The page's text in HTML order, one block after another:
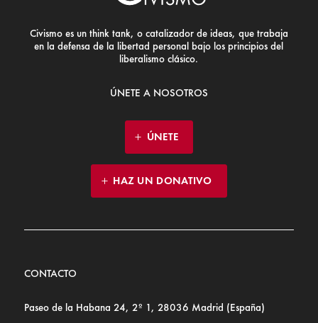
Civismo es un think tank, o catalizador de ideas, que trabaja
en la defensa de la libertad personal bajo los principios del
liberalismo clásico.
ÚNETE A NOSOTROS
ÚNETE
HAZ UN DONATIVO
CONTACTO
Paseo de la Habana 24, 2º 1, 28036 Madrid (España)